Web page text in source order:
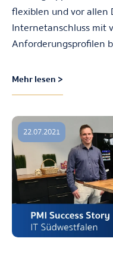
flexiblen und vor allen
Internetanschluss mit
Anforderungsprofilen
Mehr lesen >
22.07.2021